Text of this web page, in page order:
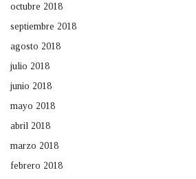
octubre 2018
septiembre 2018
agosto 2018
julio 2018
junio 2018
mayo 2018
abril 2018
marzo 2018
febrero 2018